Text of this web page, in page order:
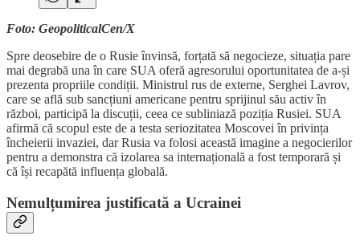
Foto: GeopoliticalCen/X
Spre deosebire de o Rusie învinsă, forțată să negocieze, situația pare
mai degrabă una în care SUA oferă agresorului oportunitatea de a-și
prezenta propriile condiții. Ministrul rus de externe, Serghei Lavrov,
care se află sub sancțiuni americane pentru sprijinul său activ în
război, participă la discuții, ceea ce subliniază poziția Rusiei. SUA
afirmă că scopul este de a testa seriozitatea Moscovei în privința
încheierii invaziei, dar Rusia va folosi această imagine a negocierilor
pentru a demonstra că izolarea sa internațională a fost temporară și
că își recapătă influența globală.
Nemulțumirea justificată a Ucrainei